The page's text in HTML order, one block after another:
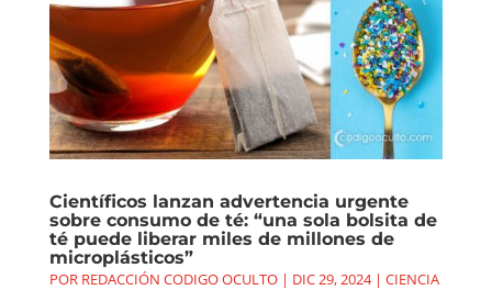
Científicos lanzan advertencia urgente
sobre consumo de té: “una sola bolsita de
té puede liberar miles de millones de
microplásticos”
POR REDACCIÓN CODIGO OCULTO| DIC 29, 2024| CIENCIA